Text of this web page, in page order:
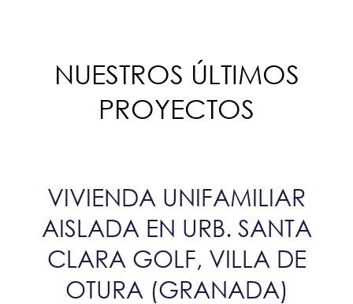
NUESTROS ÚLTIMOS
PROYECTOS
VIVIENDA UNIFAMILIAR
AISLADA EN URB. SANTA
CLARA GOLF, VILLA DE
OTURA (GRANADA)